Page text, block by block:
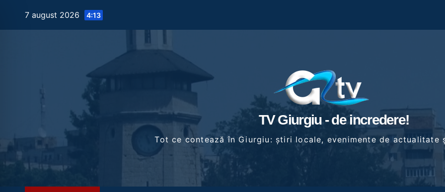
7 august 2026 4:13
TV Giurgiu - de incredere!
Tot ce contează în Giurgiu: știri locale, evenimente de actualitate